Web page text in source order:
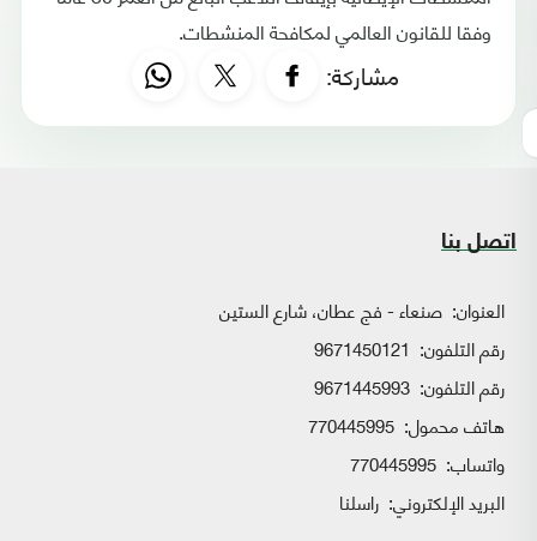
وفقا للقانون العالمي لمكافحة المنشطات.
مشاركة:
اتصل بنا
العنوان: صنعاء - فج عطان، شارع الستين
رقم التلفون: 9671450121
رقم التلفون: 9671445993
هاتف محمول: 770445995
واتساب:
البريد الإلكتروني: راسلنا